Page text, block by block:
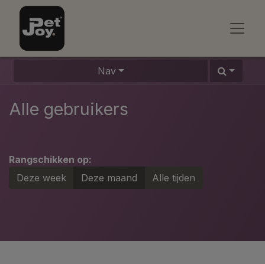
Nav
Alle gebruikers
Rangschikken op:
Deze week
Deze maand Alle tijden